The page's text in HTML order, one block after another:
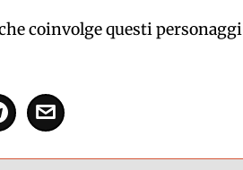
coinvolge questi personaggi